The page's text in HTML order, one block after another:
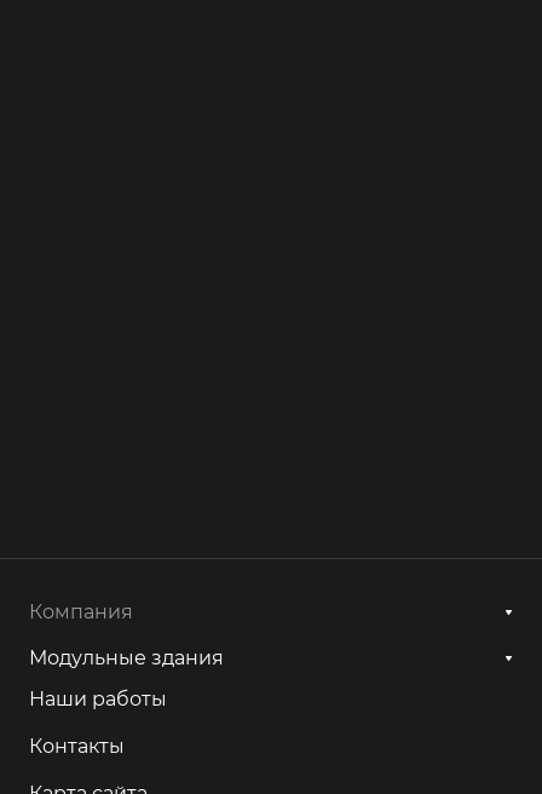
Компания
Модульные здания
Наши работы
Контакты